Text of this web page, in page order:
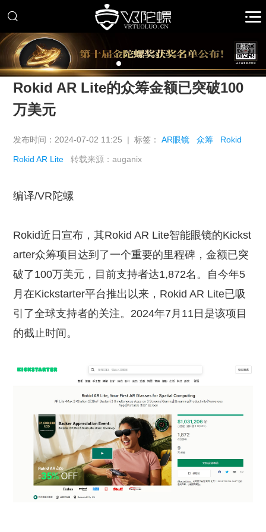
推广
Rokid AR Lite的众筹金额已突破100
万美元
发布时间：2024-07-02 11:25 | 标签：AR眼镜 众筹 Rokid
Rokid AR Lite 转载来源：auganix
编译/VR陀螺
Rokid近日宣布，其Rokid AR Lite智能眼镜的Kickst
arter众筹项目达到了一个重要的里程碑，金额已突
破了100万美元，目前支持者达1,872名。自今年5
月在Kickstarter平台推出以来，Rokid AR Lite已吸
引了全球支持者的关注。2024年7月11日是该项目
的截止时间。